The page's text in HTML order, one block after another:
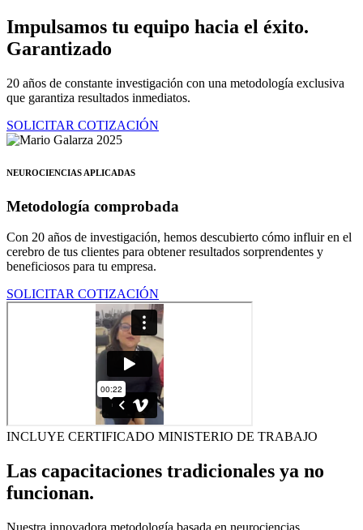
Ir
al
contenido
Impulsamos tu equipo hacia el éxito.
Garantizado
20 años de constante investigación con una metodología exclusiva
que garantiza resultados inmediatos.
SOLICITAR COTIZACIÓN
NEUROCIENCIAS APLICADAS
Metodología comprobada
Con 20 años de investigación, hemos descubierto cómo influir en el
cerebro de tus clientes para obtener resultados sorprendentes y
beneficiosos para tu empresa.
SOLICITAR COTIZACIÓN
INCLUYE CERTIFICADO MINISTERIO DE TRABAJO
Las capacitaciones tradicionales ya no
funcionan.